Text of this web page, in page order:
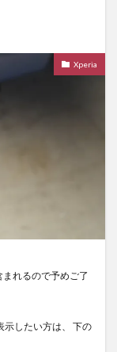
Xperia
れるので予めご了
示したい方は、 下の